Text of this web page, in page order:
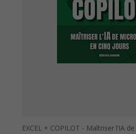
EXCEL + COPILOT - Maîtriser l’IA